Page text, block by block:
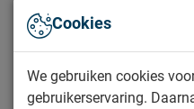
volledig naar de
Drukverlagend,
ontlast worden
Cookies
We gebruiken cookies
gebruikerservaring.